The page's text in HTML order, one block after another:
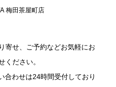
梅田茶屋町店
寄せ、ご予約などお気軽にお
ください。
合わせは24時間受付しており